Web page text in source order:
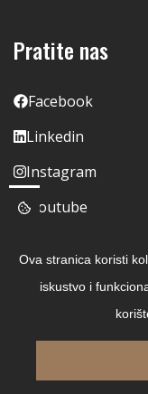
Pratite nas
Facebook
Linkedin
Instagram
Youtube
Ova stranica koristi
iskustvo i